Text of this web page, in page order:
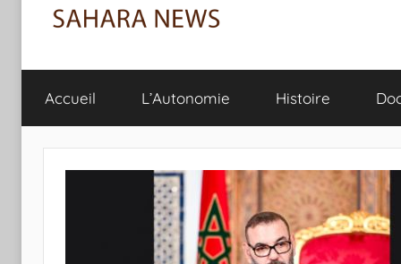
Sahara
News
l'info
sur
révélée
Accueil L’Autonomie Histoire